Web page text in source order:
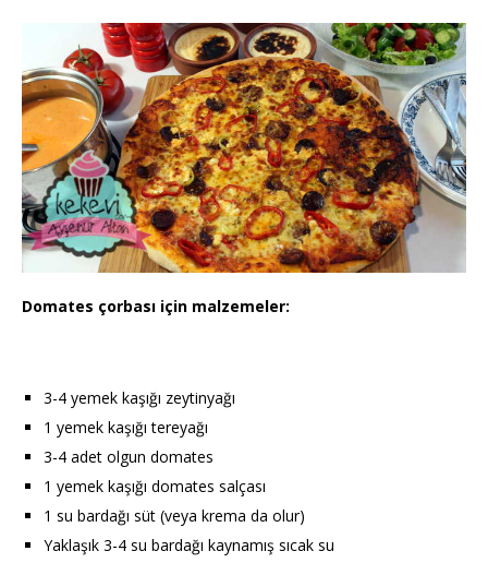
Domates çorbası için malzemeler:
3-4 yemek kaşığı zeytinyağı
1 yemek kaşığı tereyağı
3-4 adet olgun domates
1 yemek kaşığı domates salçası
1 su bardağı süt (veya krema da olur)
Yaklaşık 3-4 su bardağı kaynamış sıcak su